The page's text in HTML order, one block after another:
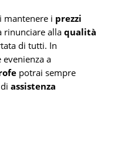
mantenere i prezzi
rinunciare alla qualità
di tutti. In
a
potrai sempre
assistenza